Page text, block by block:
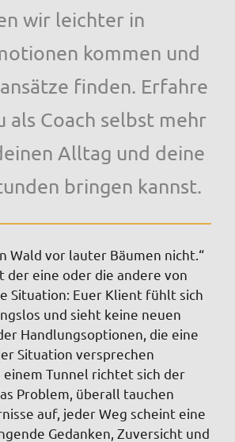
wir leichter in
kommen und
finden. Erfahre
als Coach selbst mehr
Alltag und deine
bringen kannst.
Wald vor lauter Bäumen nicht.“
der eine oder die andere von
Situation: Euer Klient fühlt sich
und sieht keine neuen
Handlungsoptionen, die eine
Situation versprechen
einem Tunnel richtet sich der
Problem, überall tauchen
auf, jeder Weg scheint eine
Gedanken, Zuversicht und